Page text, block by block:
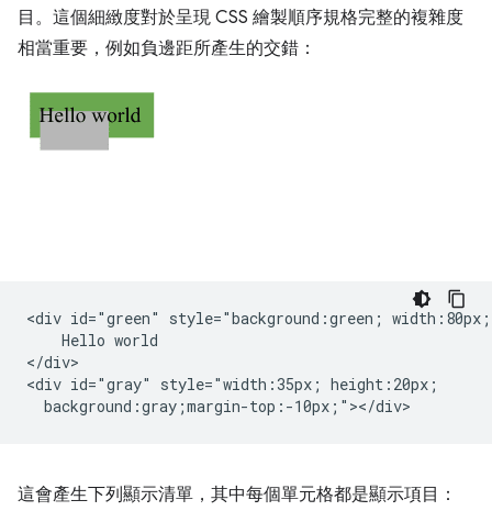
目。這個細緻度對於呈現 CSS 繪製順序規格完整的複雜度
相當重要，例如負邊距所產生的交錯：
<div id="green" style="background:green;
    Hello world
</div>
<div id="gray" style="width:35px; height:20px;
這會產生下列顯示清單，其中每個單元格都是顯示項目：